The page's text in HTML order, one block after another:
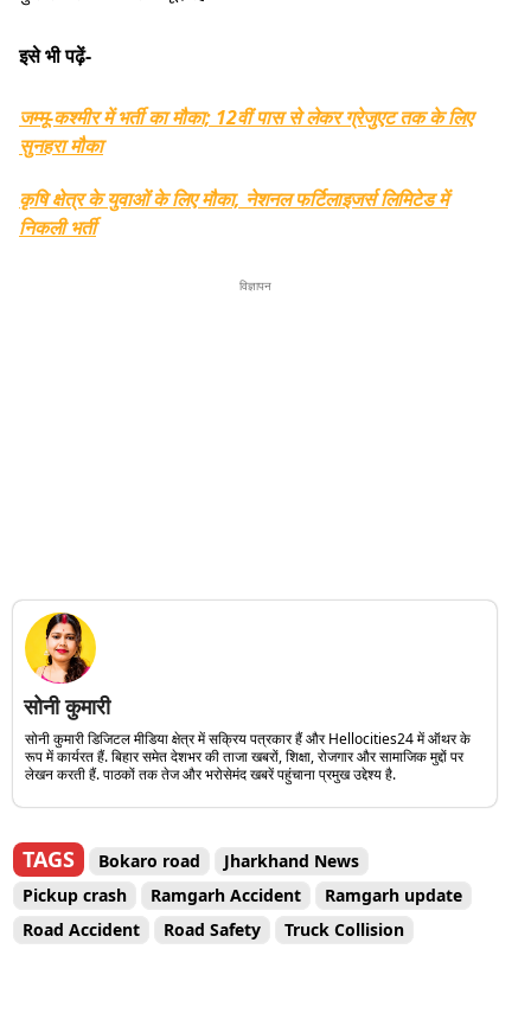
इसे भी पढ़ें-
जम्मू-कश्मीर में भर्ती का मौका; 12वीं पास से लेकर ग्रेजुएट तक के लिए
सुनहरा मौका
कृषि क्षेत्र के युवाओं के लिए मौका, नेशनल फर्टिलाइजर्स लिमिटेड में
निकली भर्ती
विज्ञापन
सोनी कुमारी
सोनी कुमारी डिजिटल मीडिया क्षेत्र में सक्रिय पत्रकार हैं और Hellocities24 में ऑथर के
रूप में कार्यरत हैं. बिहार समेत देशभर की ताजा खबरों, शिक्षा, रोजगार और सामाजिक मुद्दों पर
लेखन करती हैं. पाठकों तक तेज और भरोसेमंद खबरें पहुंचाना प्रमुख उद्देश्य है.
TAGS Bokaro road
Jharkhand News
Pickup crash
Ramgarh Accident
Ramgarh update
Road Accident
Road Safety Truck Collision